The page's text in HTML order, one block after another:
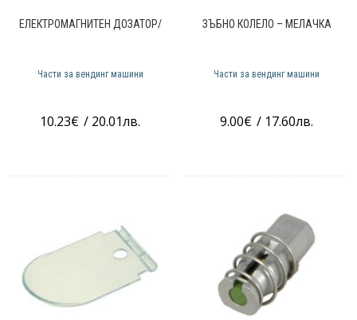
ЕЛЕКТРОМАГНИТЕН ДОЗАТОР/
Части за вендинг машини
10.23€ / 20.01лв.
ЗЪБНО КОЛЕЛО – МЕЛАЧКА
Части за вендинг машини
9.00€ / 17.60лв.